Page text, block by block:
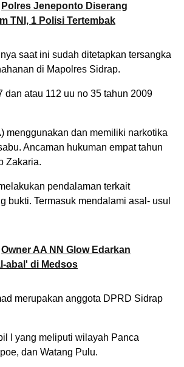
Polres Jeneponto Diserang
TNI, 1 Polisi Tertembak
saat ini sudah ditetapkan tersangka
di Mapolres Sidrap.
dan atau 112 uu no 35 tahun 2009
menggunakan dan memiliki narkotika
Ancaman hukuman empat tahun
Zakaria.
pendalaman terkait
bukti. Termasuk mendalami asal- usul
Owner AA NN Glow Edarkan
abal' di Medsos
merupakan anggota DPRD Sidrap
I yang meliputi wilayah Panca
dan Watang Pulu.